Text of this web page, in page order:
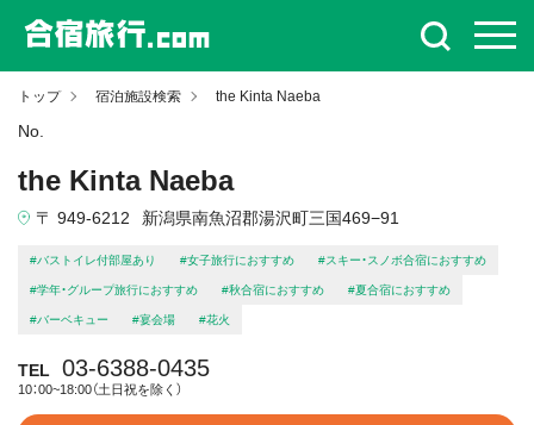
トップ 宿泊施設検索 the Kinta Naeba
No.
the Kinta Naeba
〒 949-6212 新潟県南魚沼郡湯沢町三国469−91
#バストイレ付部屋あり #女子旅行におすすめ #スキー・スノボ合宿におすすめ
#学年・グループ旅行におすすめ #秋合宿におすすめ #夏合宿におすすめ
#バーベキュー #宴会場 #花火
TEL 03-6388-0435
10：00~18:00（土日祝を除く）